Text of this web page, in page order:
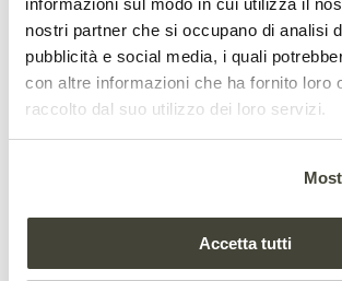
nostri partner che si occupano di analisi
pubblicità e social media, i quali
con altre informazioni che ha fornito loro
raccolto dal suo utilizzo dei loro servizi.
Accetta tutti
Comuni, corrispondenti al
comuni italiani, distribuiti in 19
e Province autonome. In
Un’app per segnalare le